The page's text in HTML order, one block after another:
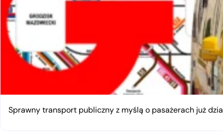
Sprawny transport publiczny z myślą o pasażerach już